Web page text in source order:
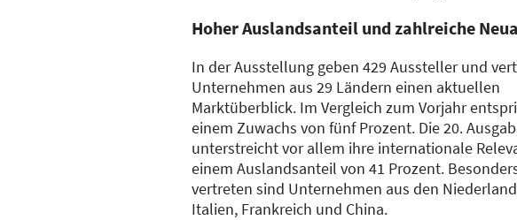
Hoher Auslandsanteil und zahlreiche
In der Ausstellung geben 429 Aussteller und
Unternehmen aus 29 Ländern einen aktuellen
Marktüberblick. Im Vergleich zum Vorjahr
einem Zuwachs von fünf Prozent. Die 20.
unterstreicht vor allem ihre internationale
einem Auslandsanteil von 41 Prozent.
vertreten sind Unternehmen aus den
Italien, Frankreich und China.